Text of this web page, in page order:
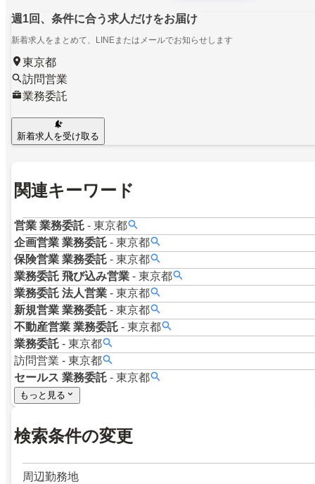
週1回、条件に合う求人だけをお届け
新着求人をまとめて、LINEまたはメールでお知らせします
東京都
訪問営業
業務委託
新着求人を受け取る
関連キーワード
営業 業務委託 - 東京都
企画営業 業務委託 - 東京都
保険営業 業務委託 - 東京都
業務委託 飛び込み営業 - 東京都
業務委託 法人営業 - 東京都
新規営業 業務委託 - 東京都
不動産営業 業務委託 - 東京都
業務委託 - 東京都
訪問営業 - 東京都
セールス 業務委託 - 東京都
もっと見る
検索条件の変更
周辺勤務地